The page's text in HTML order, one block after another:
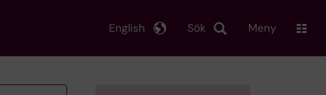
Sök
English Meny